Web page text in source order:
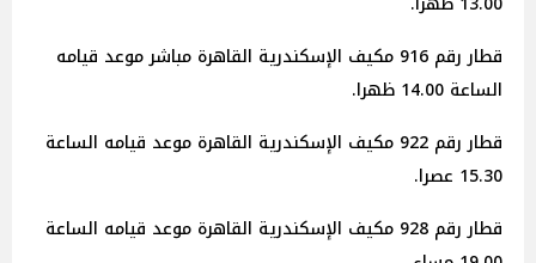
قطار رقم 916 مكيف الإسكندرية القاهرة مباشر موعد قيامه
الساعة 14.00 ظهرا.
قطار رقم 922 مكيف الإسكندرية القاهرة موعد قيامه الساعة
15.30 عصرا.
قطار رقم 928 مكيف الإسكندرية القاهرة موعد قيامه الساعة